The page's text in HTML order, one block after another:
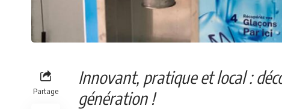
Partage
Innovant, pratique et local :
génération !